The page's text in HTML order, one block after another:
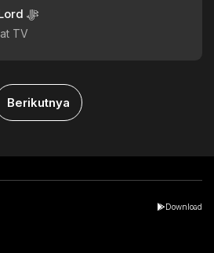
Come Back to Your Lord ﷻ
TV
Berikutnya
Download